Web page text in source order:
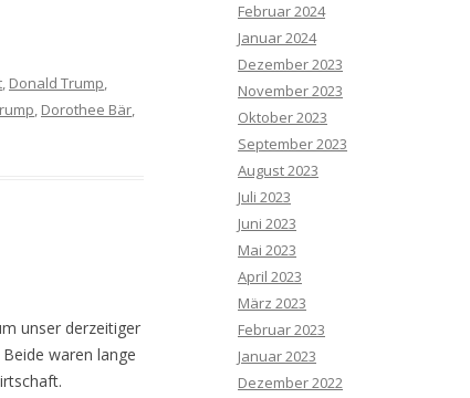
, Donald Trump,
, Dorothee Bär,
unser derzeitiger
waren lange
Februar 2024
Januar 2024
Dezember 2023
November 2023
Oktober 2023
September 2023
August 2023
Juli 2023
Juni 2023
Mai 2023
April 2023
März 2023
Februar 2023
Januar 2023
Dezember 2022